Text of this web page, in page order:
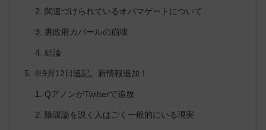
関連づけられているオバマゲートについて
裏政府カバールの崩壊
結論
※9月12日追記。新情報追加！
QアノンがTwitterで追放
陰謀論を説く人はごく一般的にいる現実